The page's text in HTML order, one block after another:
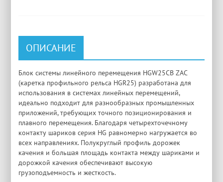
ОПИСАНИЕ
Блок системы линейного перемещения HGW25CB ZAC
(каретка профильного рельса HGR25) разработана для
использования в системах линейных перемещений,
идеально подходит для разнообразных промышленных
приложений, требующих точного позиционирования и
плавного перемещения. Благодаря четырехточечному
контакту шариков серия HG равномерно нагружается во
всех направлениях. Полукруглый профиль дорожек
качения и большая площадь контакта между шариками и
дорожкой качения обеспечивают высокую
грузоподъемность и жесткость.